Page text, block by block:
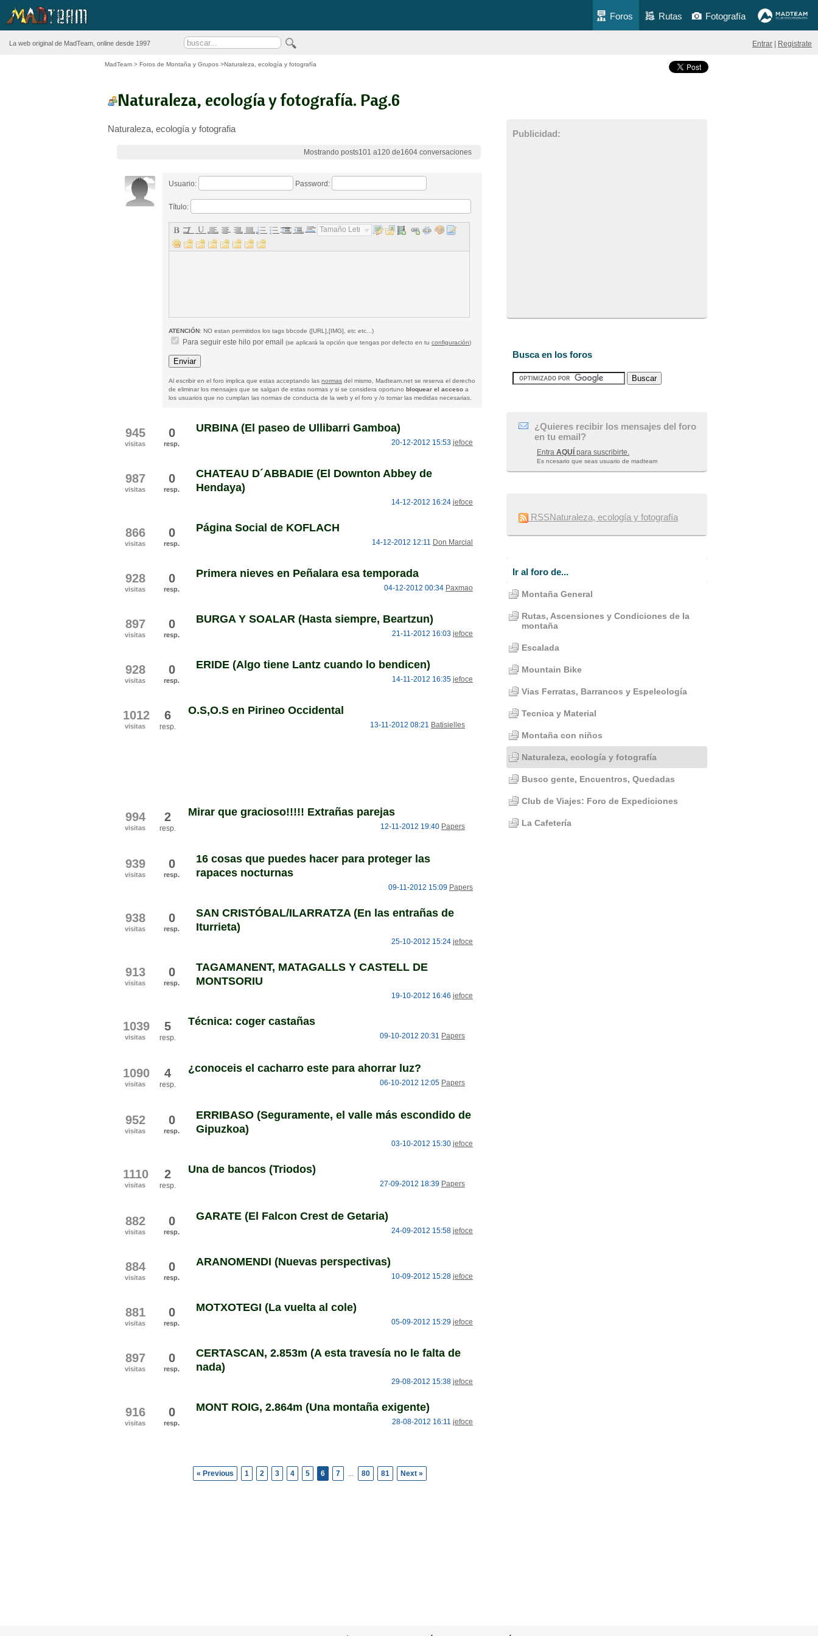
Foros Rutas Fotografía
La web original de MadTeam, online desde 1997 Entrar Registrate
MadTeam > Foros de Montaña y Grupos >Naturaleza, ecología y fotografía
Naturaleza, ecología y fotografía. Pag.6
Naturaleza, ecología y fotografia
Mostrando posts101 a120 de1604 conversaciones
Usuario: Password:
Título:
Tamaño Letra...
ATENCIÓN: NO estan permitidos los tags bbcode ([URL],[IMG], etc etc...)
Para seguir este hilo por email (se aplicará la opción que tengas por defecto en tu configuración)
Al escribir en el foro implica que estas acceptando las normas del mismo, Madteam.net se reserva el derecho
de eliminar los mensajes que se salgan de estas normas y si se considera oportuno bloquear el acceso a
los usuarios que no cumplan las normas de conducta de la web y el foro y /o tomar las medidas necesarias.
945
visitas
0
resp.
URBINA (El paseo de Ullibarri Gamboa)
20-12-2012 15:53 jefoce
987
visitas
0
resp.
CHATEAU D´ABBADIE (El Downton Abbey de
Hendaya)
14-12-2012 16:24 jefoce
866
visitas
0
resp.
Página Social de KOFLACH
14-12-2012 12:11 Don Marcial
928
visitas
0
resp.
Primera nieves en Peñalara esa temporada
04-12-2012 00:34 Paxmao
897
visitas
0
resp.
BURGA Y SOALAR (Hasta siempre, Beartzun)
21-11-2012 16:03 jefoce
928
visitas
0
resp.
ERIDE (Algo tiene Lantz cuando lo bendicen)
14-11-2012 16:35 jefoce
1012
visitas
6
resp.
O.S,O.S en Pirineo Occidental
13-11-2012 08:21 Batisielles
994
visitas
2
resp.
Mirar que gracioso!!!!! Extrañas parejas
12-11-2012 19:40 Papers
939
visitas
0
resp.
16 cosas que puedes hacer para proteger las
rapaces nocturnas
09-11-2012 15:09 Papers
938
visitas
0
resp.
SAN CRISTÓBAL/ILARRATZA (En las entrañas de
Iturrieta)
25-10-2012 15:24 jefoce
913
visitas
0
resp.
TAGAMANENT, MATAGALLS Y CASTELL DE
MONTSORIU
19-10-2012 16:46 jefoce
1039
visitas
5
resp.
Técnica: coger castañas
09-10-2012 20:31 Papers
1090
visitas
4
resp.
¿conoceis el cacharro este para ahorrar luz?
06-10-2012 12:05 Papers
952
visitas
0
resp.
ERRIBASO (Seguramente, el valle más escondido de
Gipuzkoa)
03-10-2012 15:30 jefoce
1110
visitas
2
resp.
Una de bancos (Triodos)
27-09-2012 18:39 Papers
882
visitas
0
resp.
GARATE (El Falcon Crest de Getaria)
24-09-2012 15:58 jefoce
884
visitas
0
resp.
ARANOMENDI (Nuevas perspectivas)
10-09-2012 15:28 jefoce
881
visitas
0
resp.
MOTXOTEGI (La vuelta al cole)
05-09-2012 15:29 jefoce
897
visitas
0
resp.
CERTASCAN, 2.853m (A esta travesía no le falta de
nada)
29-08-2012 15:38 jefoce
916
visitas
0
resp.
MONT ROIG, 2.864m (Una montaña exigente)
28-08-2012 16:11 jefoce
« Previous 1 2 3 4 5 6 7 ... 80 81 Next »
Publicidad:
Busca en los foros
¿Quieres recibir los mensajes del foro
en tu email?
Entra AQUÍ para suscribirte.
Es ncesario que seas usuario de madteam
RSSNaturaleza, ecología y fotografía
Ir al foro de...
Montaña General
Rutas, Ascensiones y Condiciones de la
montaña
Escalada
Mountain Bike
Vias Ferratas, Barrancos y Espeleología
Tecnica y Material
Montaña con niños
Naturaleza, ecología y fotografía
Busco gente, Encuentros, Quedadas
Club de Viajes: Foro de Expediciones
La Cafetería